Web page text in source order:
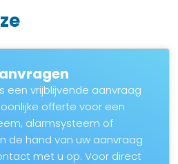
een vrijblijvende aanvraag
offerte voor een
alarmsysteem of
de hand van uw aanvraag
met u op. Voor direct